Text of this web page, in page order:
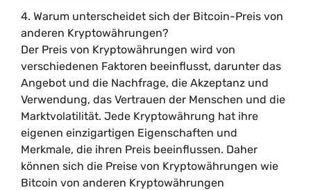
4. Warum unterscheidet sich der Bitcoin-Preis von
anderen Kryptowährungen?
Der Preis von Kryptowährungen wird von
verschiedenen Faktoren beeinflusst, darunter das
Angebot und die Nachfrage, die Akzeptanz und
Verwendung, das Vertrauen der Menschen und die
Marktvolatilität. Jede Kryptowährung hat ihre
eigenen einzigartigen Eigenschaften und
Merkmale, die ihren Preis beeinflussen. Daher
können sich die Preise von Kryptowährungen wie
Bitcoin von anderen Kryptowährungen